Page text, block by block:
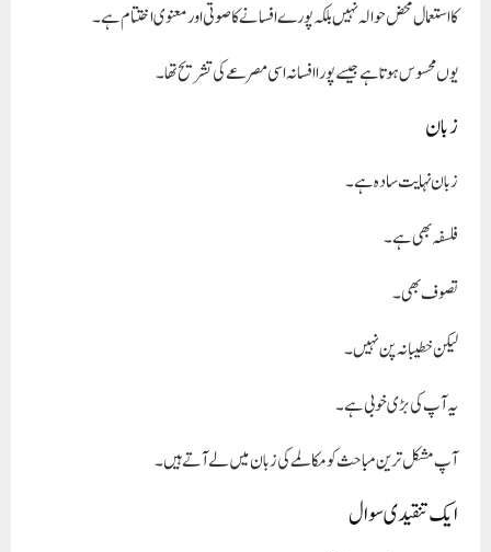
کا استعمال محض حوالہ نہیں بلکہ پورے افسانے کا صوتی اور معنوی اختتام ہے۔
یوں محسوس ہوتا ہے جیسے پورا افسانہ اسی مصرعے کی تشریح تھا۔
زبان
زبان نہایت سادہ ہے۔
فلسفہ بھی ہے۔
تصوف بھی۔
لیکن خطیبانہ پن نہیں۔
یہ آپ کی بڑی خوبی ہے۔
آپ مشکل ترین مباحث کو مکالمے کی زبان میں لے آتے ہیں۔
ایک تنقیدی سوال